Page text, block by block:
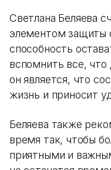
Светлана Беляева
элементом защиты
способность
вспомнить все,
он является, что
жизнь и приносит
Беляева также
время так, чтобы
приятными и